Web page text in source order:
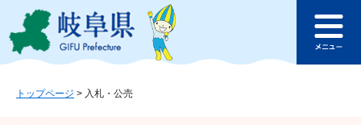
ジ
ュ
このページの本文へ
ュ
トップページ > 入札・公売